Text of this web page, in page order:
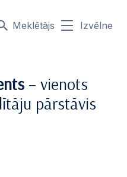
Meklētājs Izvēlne
– vienots
pārstāvis